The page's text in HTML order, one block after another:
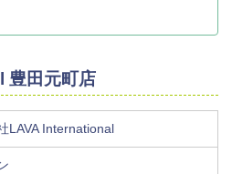
豊田元町店
LAVA International